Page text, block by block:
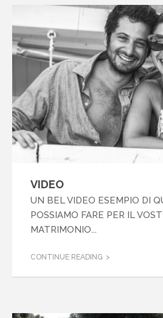
VIDEO
UN BEL VIDEO ESEMPIO DI
POSSIAMO FARE PER IL
MATRIMONIO...
CONTINUE READING